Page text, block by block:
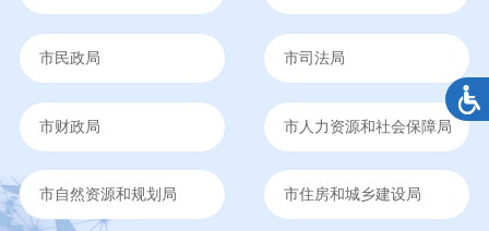
市民政局 市司法局
市财政局 市人力资源和社会保障局
市自然资源和规划局 市住房和城乡建设局